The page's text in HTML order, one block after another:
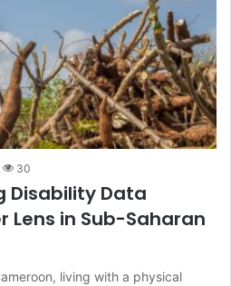
30
Disability Data
Lens in Sub-Saharan
living with a physical